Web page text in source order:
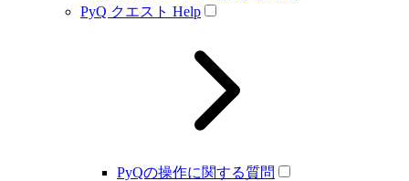
PyQ クエスト Help
PyQの操作に関する質問